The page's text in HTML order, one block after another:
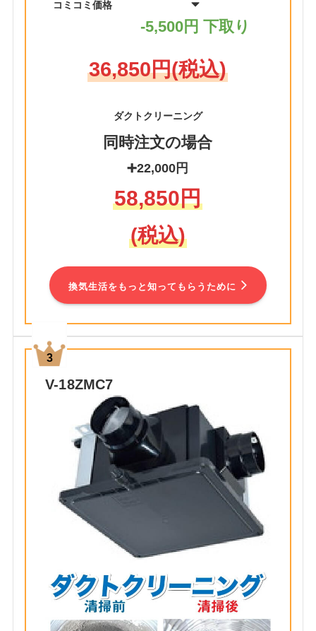
コミコミ価格
-5,500円 下取り
36,850円(税込)
ダクトクリーニング
同時注文の場合
➕22,000円
58,850円
(税込)
換気生活をもっと知ってもらうために
V-18ZMC7